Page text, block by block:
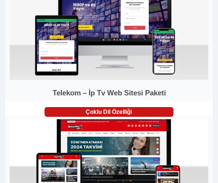
Telekom – İp Tv Web Sitesi Paketi
Çoklu Dil Özelliği